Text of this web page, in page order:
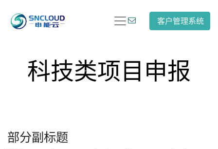
客户管理系统
科技类项目申报
部分副标题